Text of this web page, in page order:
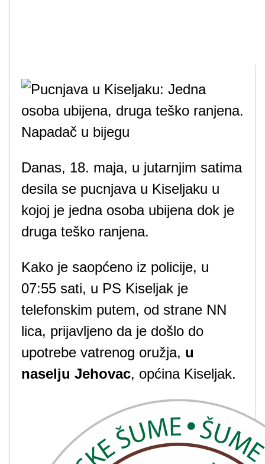
Danas, 18. maja, u jutarnjim satima
desila se pucnjava u Kiseljaku u
kojoj je jedna osoba ubijena dok je
druga teško ranjena.
Kako je saopćeno iz policije, u
07:55 sati, u PS Kiseljak je
telefonskim putem, od strane NN
lica, prijavljeno da je došlo do
upotrebe vatrenog oružja, u
naselju Jehovac, općina Kiseljak.